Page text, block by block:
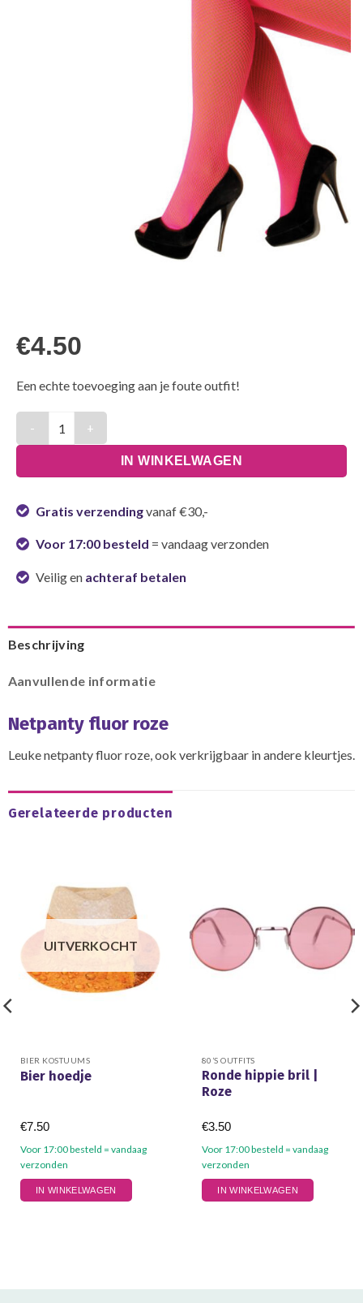
€4.50
Een echte toevoeging aan je foute outfit!
IN WINKELWAGEN
Gratis verzendingvanaf €30,-
Voor 17:00 besteld = vandaag verzonden
Veilig en achteraf betalen
Beschrijving
Aanvullende informatie
Netpanty fluor roze
Leuke netpanty fluor roze, ook verkrijgbaar in andere kleurtjes.
Gerelateerde producten
UITVERKOCHT
BIER KOSTUUMS
Bier hoedje
Voor 17:00 besteld = vandaag
verzonden
€7.50
IN WINKELWAGEN
80’S OUTFITS
Ronde hippie bril |
Roze
Voor 17:00 besteld = vandaag
verzonden
€3.50
IN WINKELWAGEN